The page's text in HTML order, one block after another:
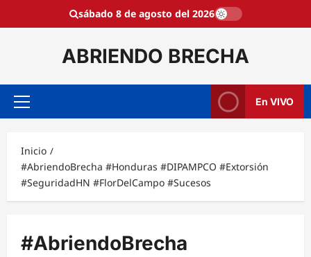
sábado 8 de agosto del 2026
ABRIENDO BRECHA
Menú
En VIVO
Inicio
#AbriendoBrecha #Honduras #DIPAMPCO #Extorsión
#SeguridadHN #FlorDelCampo #Sucesos
#AbriendoBrecha